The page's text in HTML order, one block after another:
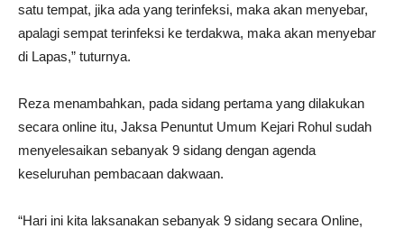
satu tempat, jika ada yang terinfeksi, maka akan menyebar,
apalagi sempat terinfeksi ke terdakwa, maka akan menyebar
di Lapas,” tuturnya.
Reza menambahkan, pada sidang pertama yang dilakukan
secara online itu, Jaksa Penuntut Umum Kejari Rohul sudah
menyelesaikan sebanyak 9 sidang dengan agenda
keseluruhan pembacaan dakwaan.
“Hari ini kita laksanakan sebanyak 9 sidang secara Online,